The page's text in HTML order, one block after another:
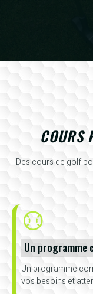
COURS
Des cours de golf
Un programme
Un programme
vos besoins et